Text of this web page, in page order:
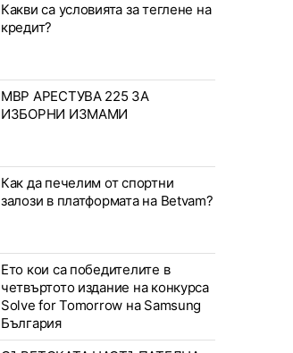
Какви са условията за теглене на
кредит?
МВР АРЕСТУВА 225 ЗА
ИЗБОРНИ ИЗМАМИ
Как да печелим от спортни
залози в платформата на Betvam?
Ето кои са победителите в
четвъртото издание на конкурса
Solve for Tomorrow на Samsung
България